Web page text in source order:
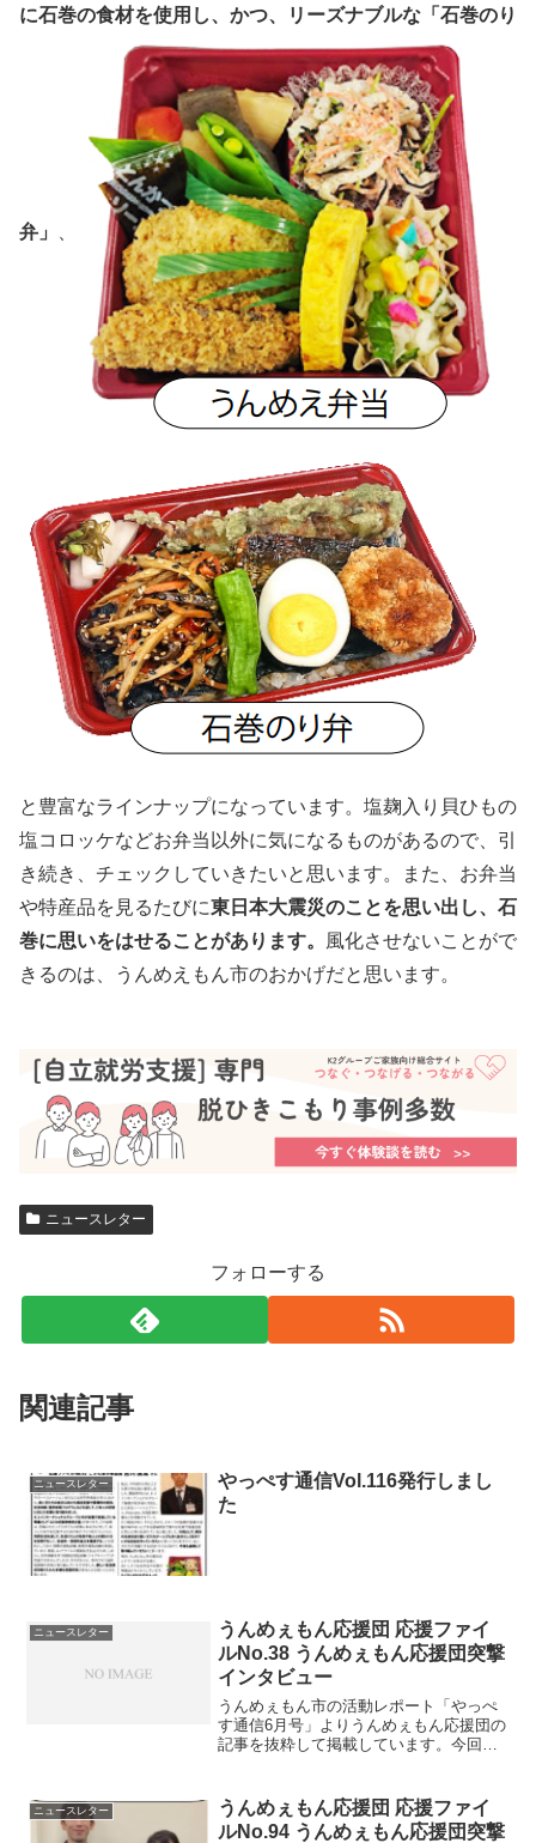
に石巻の食材を使用し、かつ、リーズナブルな「石巻のり
弁」
と豊富なラインナップになっています。塩麹入り貝ひもの
塩コロッケなどお弁当以外に気になるものがあるので、引
き続き、チェックしていきたいと思います。また、お弁当
や特産品を見るたびに東日本大震災のことを思い出し、石
巻に思いをはせることがあります。 風化させないことがで
きるのは、うんめえもん市のおかげだと思います。
ニュースレター
フォローする
関連記事
ニュースレター
やっぺす通信Vol.116発行しまし
た
ニュースレター
うんめぇもん応援団 応援ファイ
ルNo.38 うんめぇもん応援団突撃
インタビュー
うんめぇもん市の活動レポート「やっぺ
す通信6月号」よりうんめぇもん応援団の
記事を抜粋して掲載しています。今回は
田）今日は南部学校教育事務所の加山操
さんのところに来て...
ニュースレター
うんめぇもん応援団 応援ファイ
ルNo.94 うんめぇもん応援団突撃